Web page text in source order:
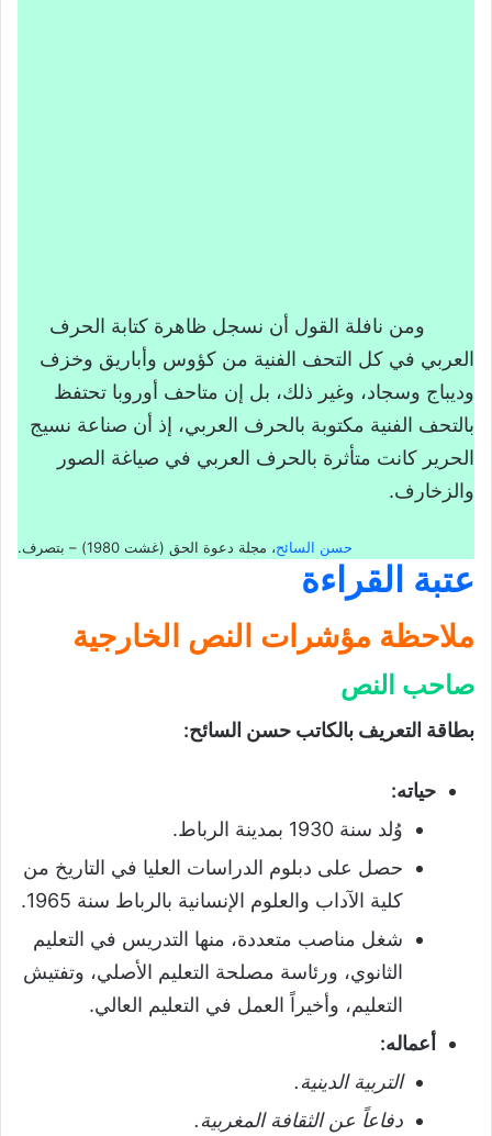
ومن نافلة القول أن نسجل ظاهرة كتابة الحرف
العربي في كل التحف الفنية من كؤوس وأباريق وخزف
وديباج وسجاد، وغير ذلك، بل إن متاحف أوروبا تحتفظ
بالتحف الفنية مكتوبة بالحرف العربي، إذ أن صناعة نسيج
الحرير كانت متأثرة بالحرف العربي في صياغة الصور
والزخارف.
حسن السائح، مجلة دعوة الحق (غشت 1980) – بتصرف.
عتبة القراءة
ملاحظة مؤشرات النص الخارجية
صاحب النص
بطاقة التعريف بالكاتب حسن السائح:
حياته:
وُلد سنة 1930 بمدينة الرباط.
حصل على دبلوم الدراسات العليا في التاريخ من
كلية الآداب والعلوم الإنسانية بالرباط سنة 1965.
شغل مناصب متعددة، منها التدريس في التعليم
الثانوي، ورئاسة مصلحة التعليم الأصلي، وتفتيش
التعليم، وأخيراً العمل في التعليم العالي.
أعماله:
التربية الدينية.
دفاعاً عن الثقافة المغربية.